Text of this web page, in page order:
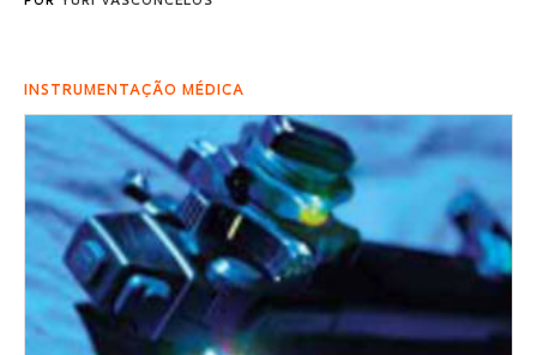
INSTRUMENTAÇÃO MÉDICA